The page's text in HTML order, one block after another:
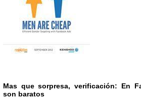
Mas que sorpresa, verificación: En
son baratos